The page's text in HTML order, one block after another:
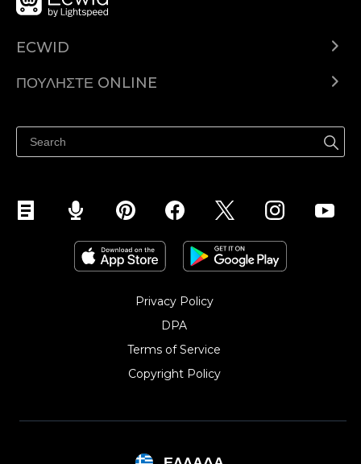
ECWID
Τιμολόγηση
ΠΟΥΛΉΣΤΕ ONLINE
Πουλήστε στο Facebook
Πουλήστε στο Instagram
Privacy Policy
DPA
Terms of Service
Copyright Policy‎